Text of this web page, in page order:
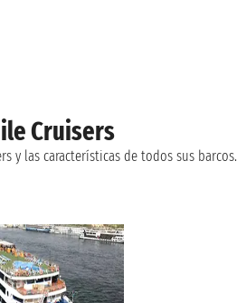
Cruisers
y las características de todos sus barcos.